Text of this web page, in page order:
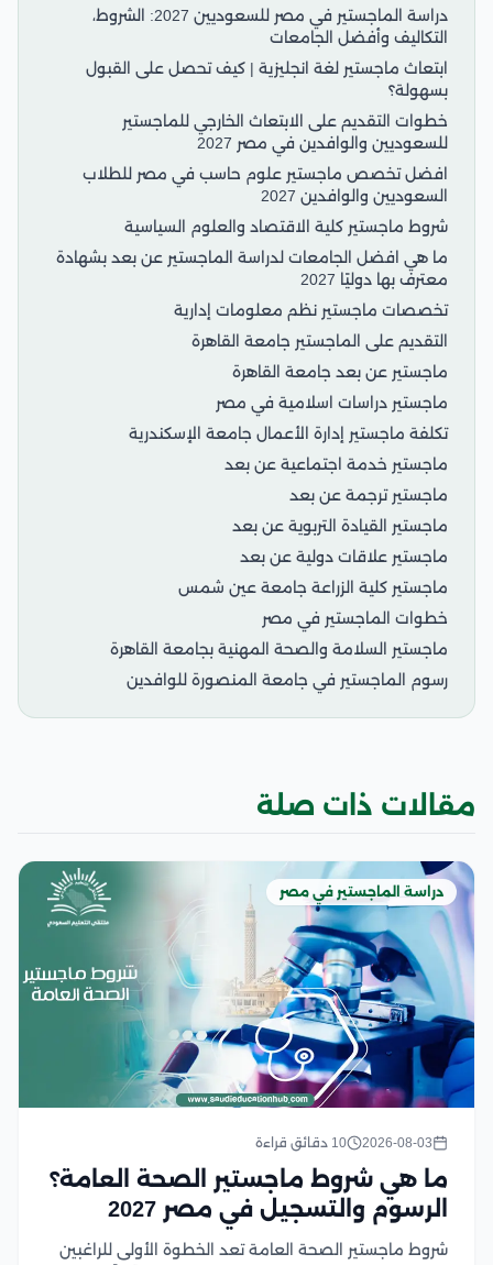
دراسة الماجستير في مصر للسعوديين 2027: الشروط،
التكاليف وأفضل الجامعات
ابتعاث ماجستير لغة انجليزية | كيف تحصل على القبول
بسهولة؟
خطوات التقديم على الابتعاث الخارجي للماجستير
للسعوديين والوافدين في مصر 2027
افضل تخصص ماجستير علوم حاسب في مصر للطلاب
السعوديين والوافدين 2027
شروط ماجستير كلية الاقتصاد والعلوم السياسية
ما هي افضل الجامعات لدراسة الماجستير عن بعد بشهادة
معترف بها دوليًا 2027
تخصصات ماجستير نظم معلومات إدارية
التقديم على الماجستير جامعة القاهرة
ماجستير عن بعد جامعة القاهرة
ماجستير دراسات اسلامية في مصر
تكلفة ماجستير إدارة الأعمال جامعة الإسكندرية
ماجستير خدمة اجتماعية عن بعد
ماجستير ترجمة عن بعد
ماجستير القيادة التربوية عن بعد
ماجستير علاقات دولية عن بعد
ماجستير كلية الزراعة جامعة عين شمس
خطوات الماجستير في مصر
ماجستير السلامة والصحة المهنية بجامعة القاهرة
رسوم الماجستير في جامعة المنصورة للوافدين
مقالات ذات صلة
دراسة الماجستير في مصر
2026-08-03 10 دقائق قراءة
ما هي شروط ماجستير الصحة العامة؟
الرسوم والتسجيل في مصر 2027
شروط ماجستير الصحة العامة تعد الخطوة الأولى للراغبين